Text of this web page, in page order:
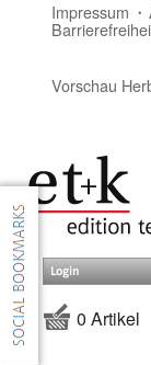
Impressum
Vorschau
Login
0 Artikel